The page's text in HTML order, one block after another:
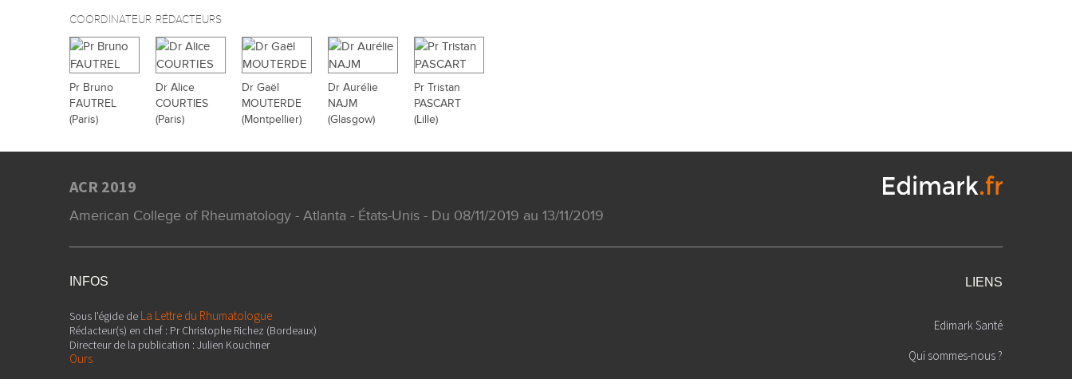
COORDINATEUR
Pr Bruno
FAUTREL
(Paris)
RÉDACTEURS
Dr Alice
COURTIES
(Paris)
Dr Gaël
MOUTERDE
(Montpellier)
Dr Aurélie
NAJM
(Glasgow)
Pr Tristan
PASCART
(Lille)
ACR 2019
American College of Rheumatology - Atlanta - États-Unis - Du 08/11/2019 au 13/11/2019
INFOS
Sous l'égide de La Lettre du Rhumatologue
Rédacteur(s) en chef : Pr Christophe Richez (Bordeaux)
Directeur de la publication : Julien Kouchner
Ours
LIENS
Edimark Santé
Qui sommes-nous ?